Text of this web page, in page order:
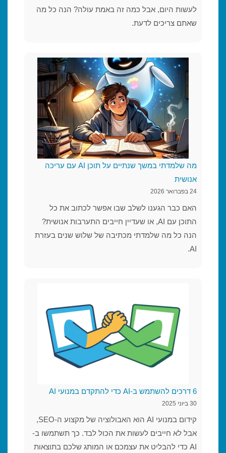
לעשות היום, אבל כמה זה באמת עולה? הנה כל מה
שאתם צריכים לדעת.
מה שלמדתי במשך שנתיים על תוכן AI עם עריכה
אנושית
24 בפברואר 2026
האם כבר הגענו לשלב שבו אפשר לכתוב את כל
התוכן עם AI, או שעדיין חייבים התערבות אנושית?
הנה כל מה שלמדתי מכתיבה של שלוש שנים בעזרת
AI.
6 דרכים להשתמש ב-AI כדי להתקדם במנועי AI
30 ביוני 2025
קידום במנועי AI הוא האבולוציה של מקצוע ה-SEO,
אבל לא חייבים לעשות את הכול לבד. כך תשתמשו ב-
AI כדי להבליט את עצמכם או המותג שלכם בתוצאות